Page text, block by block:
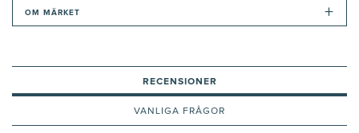
OM MÄRKET +
RECENSIONER
VANLIGA FRÅGOR